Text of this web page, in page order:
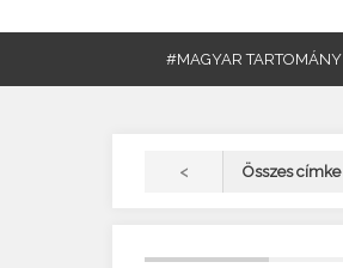
#MAGYAR TARTOMÁNY
< Összes címke